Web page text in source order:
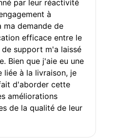
par leur réactivité
à
ma demande de
efficace entre le
support m'a laissé
Bien que j'aie eu une
liée à la livraison, je
d'aborder cette
améliorations
de la qualité de leur